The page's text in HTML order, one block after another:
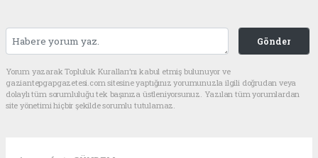
Gönder
Yorum yazarak Topluluk Kuralları’nı kabul etmiş bulunuyor ve
gaziantepgapgazetesi.com sitesine yaptığınız yorumunuzla ilgili doğrudan veya
dolaylı tüm sorumluluğu tek başınıza üstleniyorsunuz. Yazılan tüm yorumlardan
site yönetimi hiçbir şekilde sorumlu tutulamaz.